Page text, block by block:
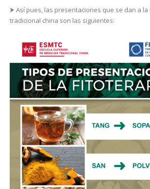
⮞ Así pues, las presentaciones que se dan a
tradicional china son las siguientes: